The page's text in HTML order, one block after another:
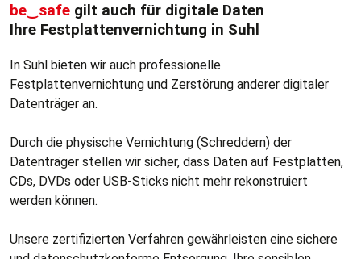
be‿safe gilt auch für digitale Daten
Ihre Festplattenvernichtung in Suhl
In Suhl bieten wir auch professionelle
Festplattenvernichtung und Zerstörung anderer digitaler
Datenträger an.
Durch die physische Vernichtung (Schreddern) der
Datenträger stellen wir sicher, dass Daten auf Festplatten,
CDs, DVDs oder USB-Sticks nicht mehr rekonstruiert
werden können.
Unsere zertifizierten Verfahren gewährleisten eine sichere